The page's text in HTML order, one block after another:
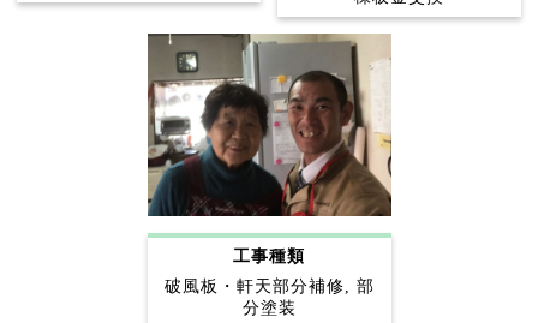
工事種類
破風板・軒天部分補修, 部
分塗装